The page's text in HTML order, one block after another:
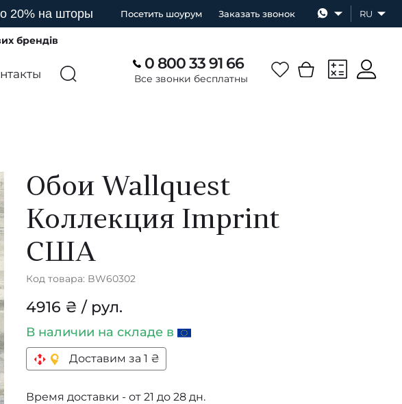
20% на шторы Посетить шоурум Заказать звонок RU
брендів
0 800 33 91 66
Все звонки бесплатны
Обои Wallquest
Коллекция Imprint
США
Код товара: BW60302
4916 ₴ / рул.
В наличии на складе в
Доставим за 1 ₴
Время доставки - от 21 до 28 дн.